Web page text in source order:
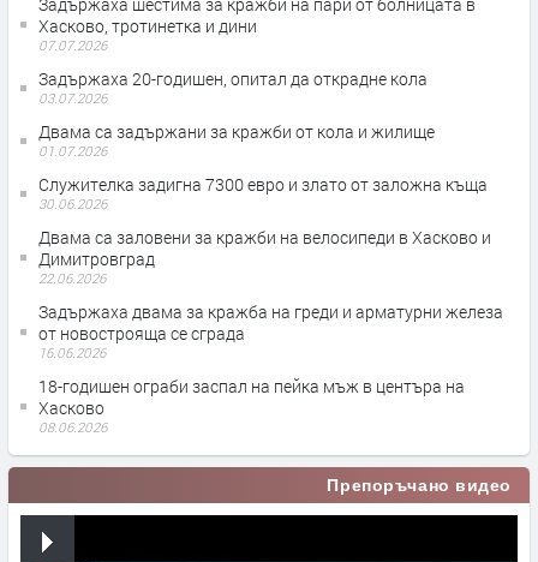
Хасково, тротинетка и дини
07.07.2026
Задържаха 20-годишен, опитал да открадне кола
03.07.2026
Двама са задържани за кражби от кола и жилище
01.07.2026
Служителка задигна 7300 евро и злато от заложна къща
30.06.2026
Двама са заловени за кражби на велосипеди в Хасково и
Димитровград
22.06.2026
Задържаха двама за кражба на греди и арматурни железа
от новострояща се сграда
16.06.2026
18-годишен ограби заспал на пейка мъж в центъра на
Хасково
08.06.2026
Препоръчано видео